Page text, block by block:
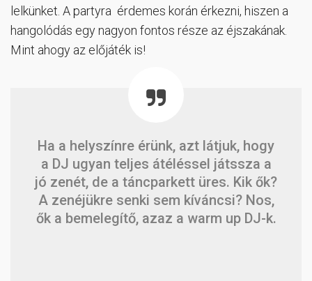
lelkünket. A partyra érdemes korán érkezni, hiszen a
hangolódás egy nagyon fontos része az éjszakának.
Mint ahogy az előjáték is!
Ha a helyszínre érünk, azt látjuk, hogy
a DJ ugyan teljes átéléssel játssza a
jó zenét, de a táncparkett üres. Kik ők?
A zenéjükre senki sem kíváncsi? Nos,
ők a bemelegítő, azaz a warm up DJ-k.